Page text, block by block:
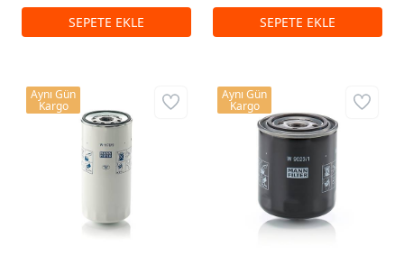
Aynı Gün
Kargo
Aynı Gün
Kargo